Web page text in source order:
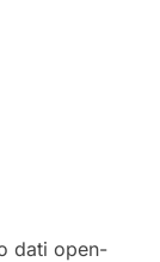
dati open-